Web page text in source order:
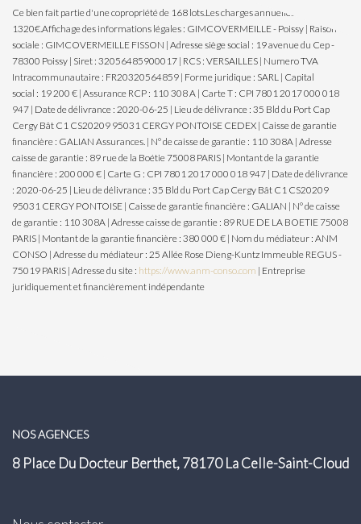
Ce bien fait partie d'une copropriété de 168 lots.Les charges annuelles sont de
1320€.Affichage des informations légales : GIMCOVERMEILLE - Poissy | Raison
sociale : GIMCOVERMEILLE FISSON | Adresse siège social : 19 avenue du Cep -
78300 Poissy | Siret : 32056485900017 | RCS : VERSAILLES | Numero TVA
Intracommunautaire : FR20320564859 | Forme juridique : SARL | Capital
social : 19 200 € | Assurance RCP : 110 308 A | Carte T : CPI 7801 2017 000 018
947 | Date de délivrance : 2020-06-25 | Lieu de délivrance : 35 Bld du Port Cap
Cergy Bât C1 CS20209 95031 CERGY PONTOISE CEDEX | Caisse de garantie
financière : GALIAN Assurances. | N° de caisse de garantie : 110 308A | Adresse
caisse de garantie : 89 rue de la Boétie 75008 PARIS | Montant de la garantie
financière : 200 000 € | Carte G : CPI 7801 2017 000 018 947 | Date de délivrance
: 2020-06-25 | Lieu de délivrance : 35 Bld du Port Cap Cergy Bât C1 CS20209
95031 CERGY PONTOISE | Caisse de garantie financière : GALIAN | N° de caisse
de garantie : 110 308A | Adresse caisse de garantie : 89 RUE DE LA BOETIE 75008
PARIS | Montant de la garantie financière : 380 000 € | Nom du médiateur : ANM
CONSO | Adresse du médiateur : 25 Allée Rose Dieng-Kuntz Immeuble REGUS -
75019 PARIS | Adresse du site : https://www.anm-conso.com | Entreprise
juridiquement et financièrement indépendante
NOS AGENCES
8 Place Du Docteur Berthet, 78170 La Celle-Saint-Cloud